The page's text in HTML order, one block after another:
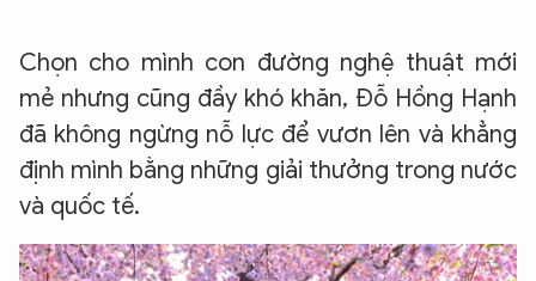
Chọn cho mình con đường nghệ thuật mới
mẻ nhưng cũng đầy khó khăn, Đỗ Hồng Hạnh
đã không ngừng nỗ lực để vươn lên và khẳng
định mình bằng những giải thưởng trong nước
và quốc tế.